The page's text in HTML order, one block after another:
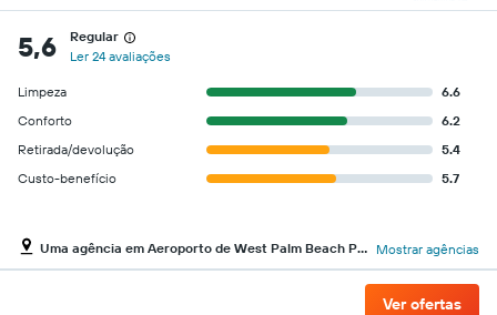
5,6
Regular
Ler 24 avaliações
Limpeza
6.6
Conforto
6.2
Retirada/devolução
5.4
Custo-benefício
5.7
Uma agência em Aeroporto de West Palm Beach President Donald J. Trump Intl Mostrar agências
Ver ofertas